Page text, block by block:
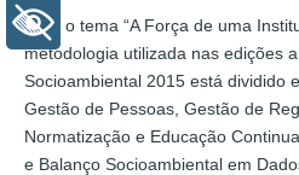
Com o tema “A Força de uma
metodologia utilizada nas edições
Socioambiental 2015 está dividido
Gestão de Pessoas, Gestão de
Normatização e Educação
e Balanço Socioambiental em
+ Acessibilidade